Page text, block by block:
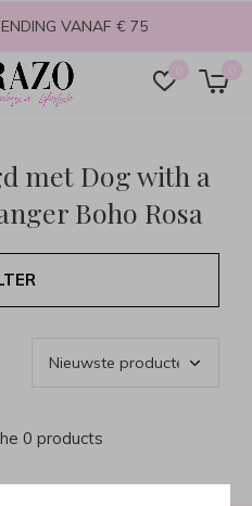
0 0
VANAF € 75
met Dog with a
Boho Rosa
0 products